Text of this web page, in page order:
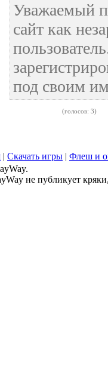
Уважаемый
сайт как
под своим
(голосов: 3)
| Скачать игры | Флеш и
не публикует